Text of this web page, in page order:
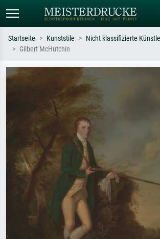
Suchen Sie nach Künstlern, Werktiteln
oder Stilen – z.B. Monet,
Sternennacht, Impressionismus, Welle
Hokusai, Akt.
Startseite Kunststile Nicht klassifizierte
Gilbert McHutchin